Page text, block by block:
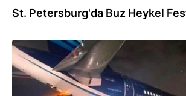
St. Petersburg'da Buz Heykel
20.10.2025